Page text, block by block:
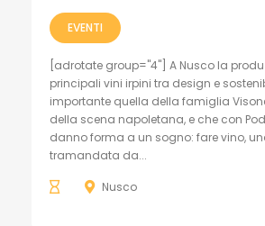
EVENTI
[adrotate group="4"] A Nusco la
principali vini irpini tra design e
importante quella della famiglia
della scena napoletana, e che con
danno forma a un sogno: fare vino,
tramandata da...
Nusco